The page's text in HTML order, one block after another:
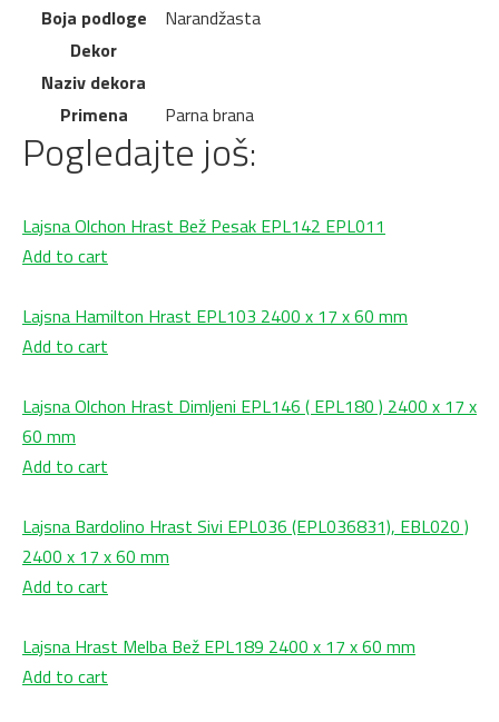
Boja podloge
Narandžasta
Dekor
Naziv dekora
Primena
Parna brana
Pogledajte još:
Lajsna Olchon Hrast Bež Pesak EPL142 EPL011
Add to cart
Lajsna Hamilton Hrast EPL103 2400 x 17 x 60 mm
Add to cart
Lajsna Olchon Hrast Dimljeni EPL146 ( EPL180 ) 2400 x 17 x
60 mm
Add to cart
Lajsna Bardolino Hrast Sivi EPL036 (EPL036831), EBL020 )
2400 x 17 x 60 mm
Add to cart
Lajsna Hrast Melba Bež EPL189 2400 x 17 x 60 mm
Add to cart